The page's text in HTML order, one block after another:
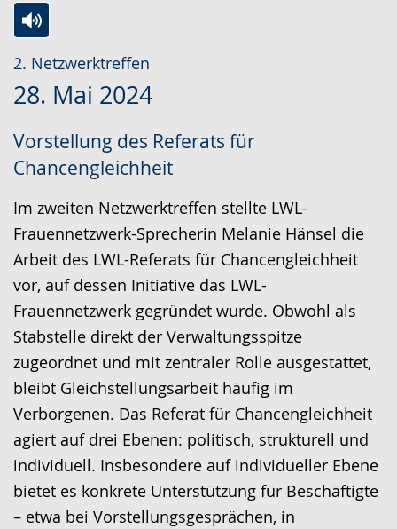
2. Netzwerktreffen
28. Mai 2024
Vorstellung des Referats für
Chancengleichheit
Im zweiten Netzwerktreffen stellte LWL-
Frauennetzwerk-Sprecherin Melanie Hänsel die
Arbeit des LWL-Referats für Chancengleichheit
vor, auf dessen Initiative das LWL-
Frauennetzwerk gegründet wurde. Obwohl als
Stabstelle direkt der Verwaltungsspitze
zugeordnet und mit zentraler Rolle ausgestattet,
bleibt Gleichstellungsarbeit häufig im
Verborgenen. Das Referat für Chancengleichheit
agiert auf drei Ebenen: politisch, strukturell und
individuell. Insbesondere auf individueller Ebene
bietet es konkrete Unterstützung für Beschäftigte
– etwa bei Vorstellungsgesprächen, in
Leichten
Sprache
Audio-
Unterstützung.
Video
in
Gebärdensprache
wird
angezeigt.